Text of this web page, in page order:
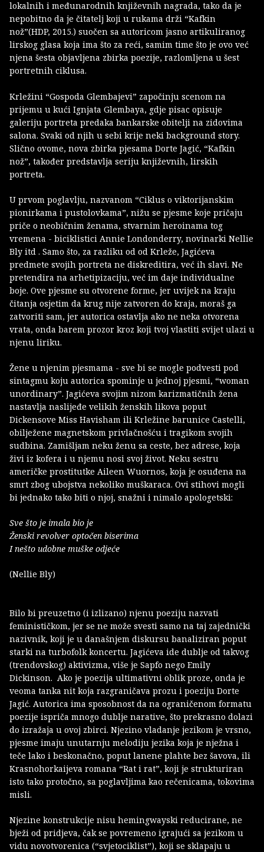
lokalnih i međunarodnih književnih nagrada, tako da je
nepobitno da je čitatelj koji u rukama drži “Kafkin
nož”(HDP, 2015.) suočen sa autoricom jasno artikuliranog
lirskog glasa koja ima što za reći, samim time što je ovo već
njena šesta objavljena zbirka poezije, razlomljena u šest
portretnih ciklusa.
Krležini “Gospoda Glembajevi” započinju scenom na
prijemu u kući Ignjata Glembaya, gdje pisac opisuje
galeriju portreta predaka bankarske obitelji na zidovima
salona. Svaki od njih u sebi krije neki background story.
Slično ovome, nova zbirka pjesama Dorte Jagić, “Kafkin
nož”, također predstavlja seriju književnih, lirskih
portreta.
U prvom poglavlju, nazvanom “Ciklus o viktorijanskim
pionirkama i pustolovkama”, nižu se pjesme koje pričaju
priče o neobičnim ženama, stvarnim heroinama tog
vremena - biciklistici Annie Londonderry, novinarki Nellie
Bly itd . Samo što, za razliku od od Krleže, Jagićeva
predmete svojih portreta ne diskreditira, već ih slavi. Ne
pretendira na arhetipizaciju, već im daje individualne
boje. Ove pjesme su otvorene forme, jer uvijek na kraju
čitanja osjetim da krug nije zatvoren do kraja, moraš ga
zatvoriti sam, jer autorica ostavlja ako ne neka otvorena
vrata, onda barem prozor kroz koji tvoj vlastiti svijet ulazi u
njenu liriku.
Žene u njenim pjesmama - sve bi se mogle podvesti pod
sintagmu koju autorica spominje u jednoj pjesmi, “woman
unordinary”. Jagićeva svojim nizom karizmatičnih žena
nastavlja naslijeđe velikih ženskih likova poput
Dickensove Miss Havisham ili Krležine barunice Castelli,
obilježene magnetskom privlačnošću i tragikom svojih
sudbina. Zamišljam neku ženu sa ceste, bez adrese, koja
živi iz kofera i u njemu nosi svoj život. Neku sestru
američke prostitutke Aileen Wuornos, koja je osuđena na
smrt zbog ubojstva nekoliko muškaraca. Ovi stihovi mogli
bi jednako tako biti o njoj, snažni i nimalo apologetski:
Sve što je imala bio je
Ženski revolver optočen biserima
I nešto udobne muške odjeće
(Nellie Bly)
Bilo bi preuzetno (i izlizano) njenu poeziju nazvati
feminističkom, jer se ne može svesti samo na taj zajednički
nazivnik, koji je u današnjem diskursu banaliziran poput
starki na turbofolk koncertu. Jagićeva ide dublje od takvog
(trendovskog) aktivizma, više je Sapfo nego Emily
Dickinson. Ako je poezija ultimativni oblik proze, onda je
veoma tanka nit koja razgraničava prozu i poeziju Dorte
Jagić. Autorica ima sposobnost da na ograničenom formatu
poezije ispriča mnogo dublje narative, što prekrasno dolazi
do izražaja u ovoj zbirci. Njezino vladanje jezikom je vrsno,
pjesme imaju unutarnju melodiju jezika koja je nježna i
teče lako i beskonačno, poput lanene plahte bez šavova, ili
Krasnohorkaijeva romana “Rat i rat”, koji je strukturiran
isto tako protočno, sa poglavljima kao rečenicama, tokovima
misli.
Njezine konstrukcije nisu hemingwayski reducirane, ne
bježi od pridjeva, čak se povremeno igrajući sa jezikom u
vidu novotvorenica (“svjetociklist”), koji se sklapaju u